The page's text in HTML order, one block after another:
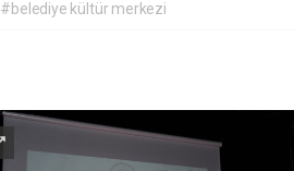
#belediye kültür merkezi